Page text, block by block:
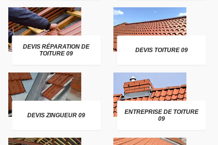
DEVIS RÉPARATION DE
TOITURE 09
DEVIS TOITURE 09
DEVIS ZINGUEUR 09
ENTREPRISE DE TOITURE
09